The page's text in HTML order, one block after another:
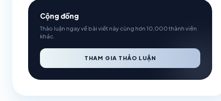
Cộng đồng
Thảo luận ngay về bài viết này cùng hơn 10,000 thành viên
khác.
THAM GIA THẢO LUẬN